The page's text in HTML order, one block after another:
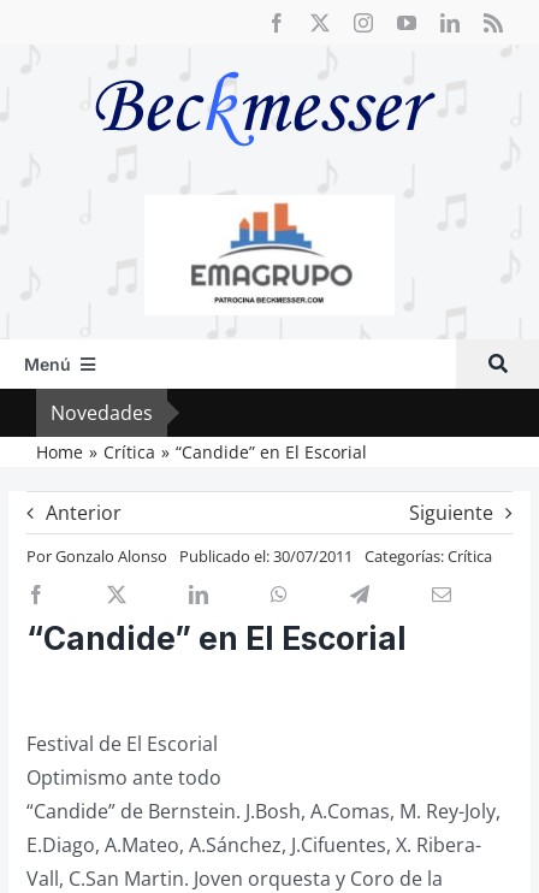
Menú
Inicio
Actual
Artículos
Previos de ópera
Entrevistas
Recomendación
Buscar:
Novedades
Home Crítica “Candide” en El Escorial
Anterior Siguiente
PorGonzalo Alonso Publicado el: 30/07/2011 Categorías:Crítica
“Candide” en El Escorial
Festival de El Escorial
Optimismo ante todo
“Candide” de Bernstein. J.Bosh, A.Comas, M. Rey-Joly,
E.Diago, A.Mateo, A.Sánchez, J.Cifuentes, X. Ribera-
Vall, C.San Martin. Joven orquesta y Coro de la